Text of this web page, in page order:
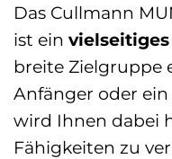
Das Cullmann
ist ein
breite Zielgruppe
Anfänger oder
wird Ihnen dabei
Fähigkeiten zu